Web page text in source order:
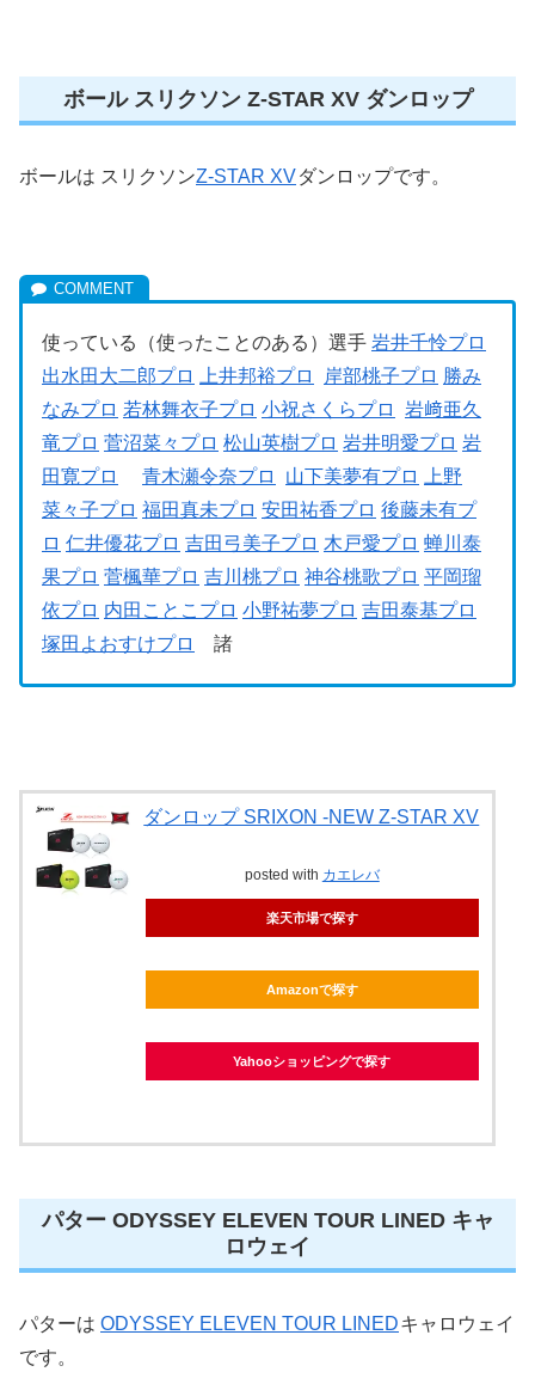
ボール スリクソン Z-STAR XV ダンロップ
ボールは スリクソンZ-STAR XVダンロップです。
使っている（使ったことのある）選手 岩井千怜プロ
出水田大二郎プロ
上井邦裕プロ 岸部桃子プロ 勝み
なみプロ 若林舞衣子プロ 小祝さくらプロ
岩﨑亜久
竜プロ 菅沼菜々プロ 松山英樹プロ 岩井明愛プロ 岩
田寛プロ
青木瀬令奈プロ 山下美夢有プロ
上野
菜々子プロ 福田真未プロ 安田祐香プロ 後藤未有プ
ロ 仁井優花プロ 吉田弓美子プロ 木戸愛プロ 蝉川泰
果プロ 菅楓華プロ 吉川桃プロ 神谷桃歌プロ 平岡瑠
依プロ 内田ことこプロ 小野祐夢プロ 吉田泰基プロ
塚田よおすけプロ
諸
ダンロップ SRIXON -NEW Z-STAR XV
posted with カエレバ
楽天市場で探す
Amazonで探す
Yahooショッピングで探す
パター ODYSSEY ELEVEN TOUR LINED キャ
ロウェイ
パターは ODYSSEY ELEVEN TOUR LINEDキャロウェイ
です。